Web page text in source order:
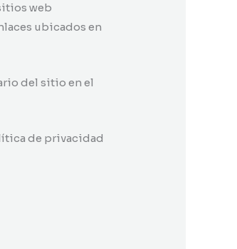
web
ubicados en
del sitio en el
de privacidad